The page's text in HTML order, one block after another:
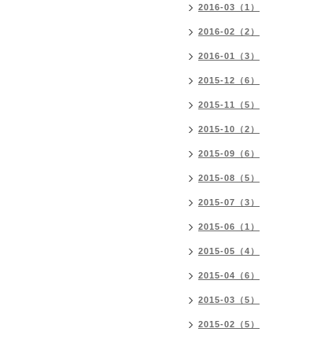
2016-03（1）
2016-02（2）
2016-01（3）
2015-12（6）
2015-11（5）
2015-10（2）
2015-09（6）
2015-08（5）
2015-07（3）
2015-06（1）
2015-05（4）
2015-04（6）
2015-03（5）
2015-02（5）